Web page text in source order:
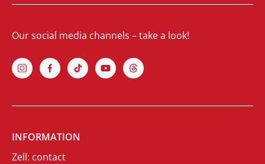
Our social media channels – take a look!
INFORMATION
Zell: contact